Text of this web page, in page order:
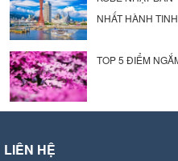
NHẤT HÀNH TINH
TOP 5 ĐIỂM
LIÊN HỆ